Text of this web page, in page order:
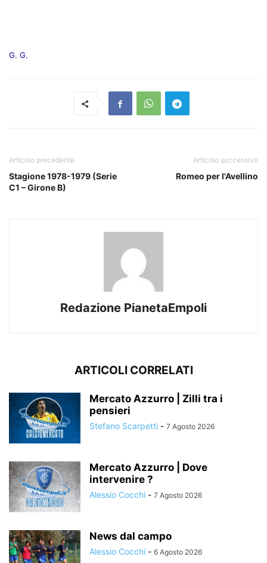
G. G.
Articolo precedente
Stagione 1978-1979 (Serie
C1 – Girone B)
Articolo successivo
Romeo per l'Avellino
Redazione PianetaEmpoli
ARTICOLI CORRELATI
Mercato Azzurro | Zilli tra i
pensieri
Stefano Scarpetti - 7 Agosto 2026
Mercato Azzurro | Dove
intervenire ?
Alessio Cocchi - 7 Agosto 2026
News dal campo
Alessio Cocchi - 6 Agosto 2026